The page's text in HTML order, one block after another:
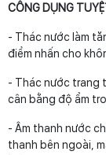
CÔNG DỤNG
- Thác nước làm
điểm nhấn cho
- Thác nước trang
cân bằng độ ẩm
- Âm thanh nước
thanh bên ngoài,